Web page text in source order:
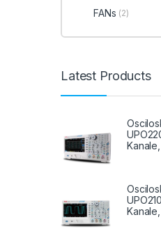
FANs (2)
Latest Products